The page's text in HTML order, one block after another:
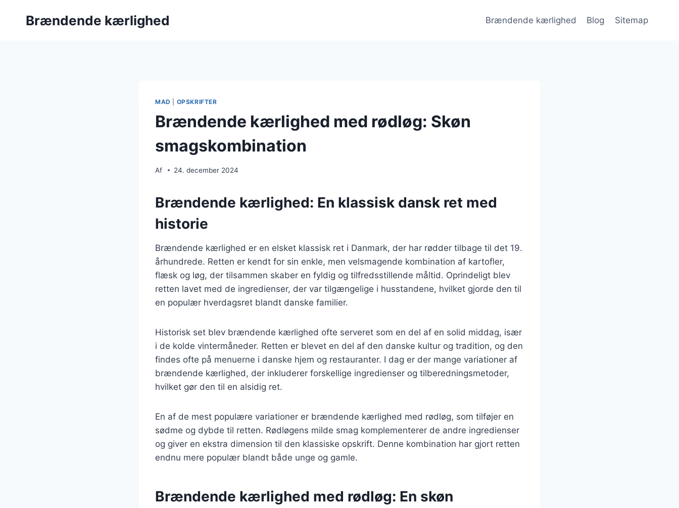
Brændende kærlighed Brændende kærlighed Blog Sitemap
MAD OPSKRIFTER
Brændende kærlighed med rødløg: Skøn
smagskombination
Af 24. december 2024
Brændende kærlighed: En klassisk dansk ret med
historie
Brændende kærlighed er en elsket klassisk ret i Danmark, der har rødder tilbage til det 19.
århundrede. Retten er kendt for sin enkle, men velsmagende kombination af kartofler,
flæsk og løg, der tilsammen skaber en fyldig og tilfredsstillende måltid. Oprindeligt blev
retten lavet med de ingredienser, der var tilgængelige i husstandene, hvilket gjorde den til
en populær hverdagsret blandt danske familier.
Historisk set blev brændende kærlighed ofte serveret som en del af en solid middag, især
i de kolde vintermåneder. Retten er blevet en del af den danske kultur og tradition, og den
findes ofte på menuerne i danske hjem og restauranter. I dag er der mange variationer af
brændende kærlighed, der inkluderer forskellige ingredienser og tilberedningsmetoder,
hvilket gør den til en alsidig ret.
En af de mest populære variationer er brændende kærlighed med rødløg, som tilføjer en
sødme og dybde til retten. Rødløgens milde smag komplementerer de andre ingredienser
og giver en ekstra dimension til den klassiske opskrift. Denne kombination har gjort retten
endnu mere populær blandt både unge og gamle.
Brændende kærlighed med rødløg: En skøn